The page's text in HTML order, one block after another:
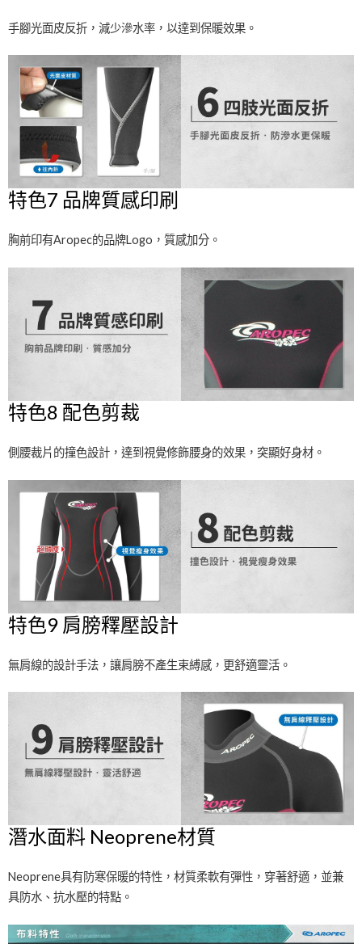
手腳光面皮反折，減少滲水率，以達到保暖效果。
特色7 品牌質感印刷
胸前印有Aropec的品牌Logo，質感加分。
特色8 配色剪裁
側腰裁片的撞色設計，達到視覺修飾腰身的效果，突顯好身材。
特色9 肩膀釋壓設計
無肩線的設計手法，讓肩膀不產生束縛感，更舒適靈活。
潛水面料 Neoprene材質
Neoprene具有防寒保暖的特性，材質柔軟有彈性，穿著舒適，並兼
具防水、抗水壓的特點。